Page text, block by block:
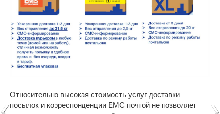
Относительно высокая стоимость услуг доставки
посылок и корреспонденции ЕМС почтой не позволяет